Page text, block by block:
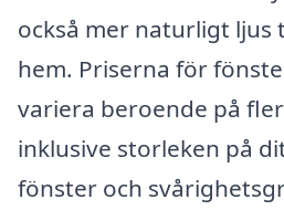
också mer naturligt ljus
hem. Priserna för
variera beroende på
inklusive storleken på
fönster och